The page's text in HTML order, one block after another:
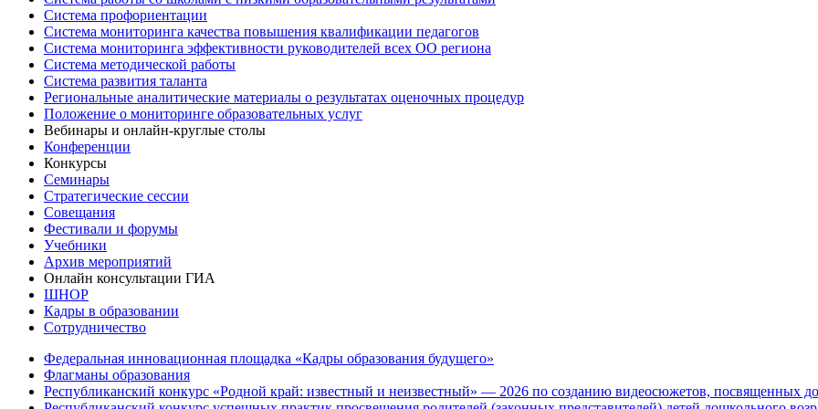
Система профориентации
Система мониторинга качества повышения квалификации педагогов
Система мониторинга эффективности руководителей всех ОО региона
Система методической работы
Система развития таланта
Региональные аналитические материалы о результатах оценочных процедур
Положение о мониторинге образовательных услуг
Вебинары и онлайн-круглые столы
Конференции
Конкурсы
Семинары
Стратегические сессии
Совещания
Фестивали и форумы
Учебники
Архив мероприятий
Онлайн консультации ГИА
ШНОР
Кадры в образовании
Сотрудничество
Федеральная инновационная площадка «Кадры образования будущего»
Флагманы образования
Республиканский конкурс «Родной край: известный и неизвестный» — 2026 по созданию видеосюжетов, посвященных